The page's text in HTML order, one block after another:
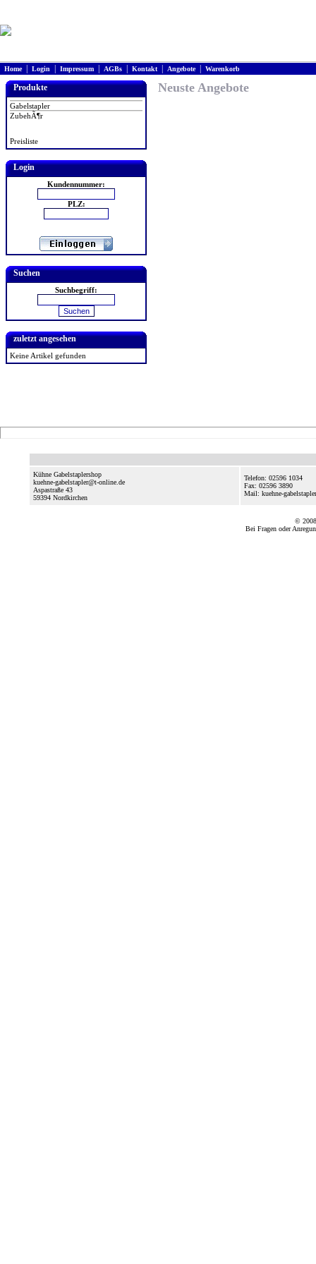
Home| Login Impressum AGBs Kontakt| Angebote| Warenkorb
Produkte
Gabelstapler
ZubehÃ¶r
Preisliste
Login
Kundennummer:
PLZ:
Suchen
Suchbegriff:
zuletzt angesehen
Keine Artikel gefunden
Neuste Angebote
Kühne Gabelstaplershop
kuehne-gabelstapler@t-online.de
Aspastraße 43
59394 Nordkirchen
Telefon: 02596 1034
Fax: 02596 3890
Mail: kuehne-
© 2008
Bei Fragen oder